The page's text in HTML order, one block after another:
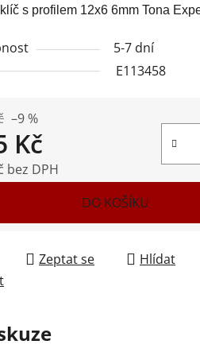
s profilem 12x6 6mm Tona
5-7 dní
E113458
–9 %
Kč
bez DPH
DO KOŠÍKU
Zeptat se
Hlídat